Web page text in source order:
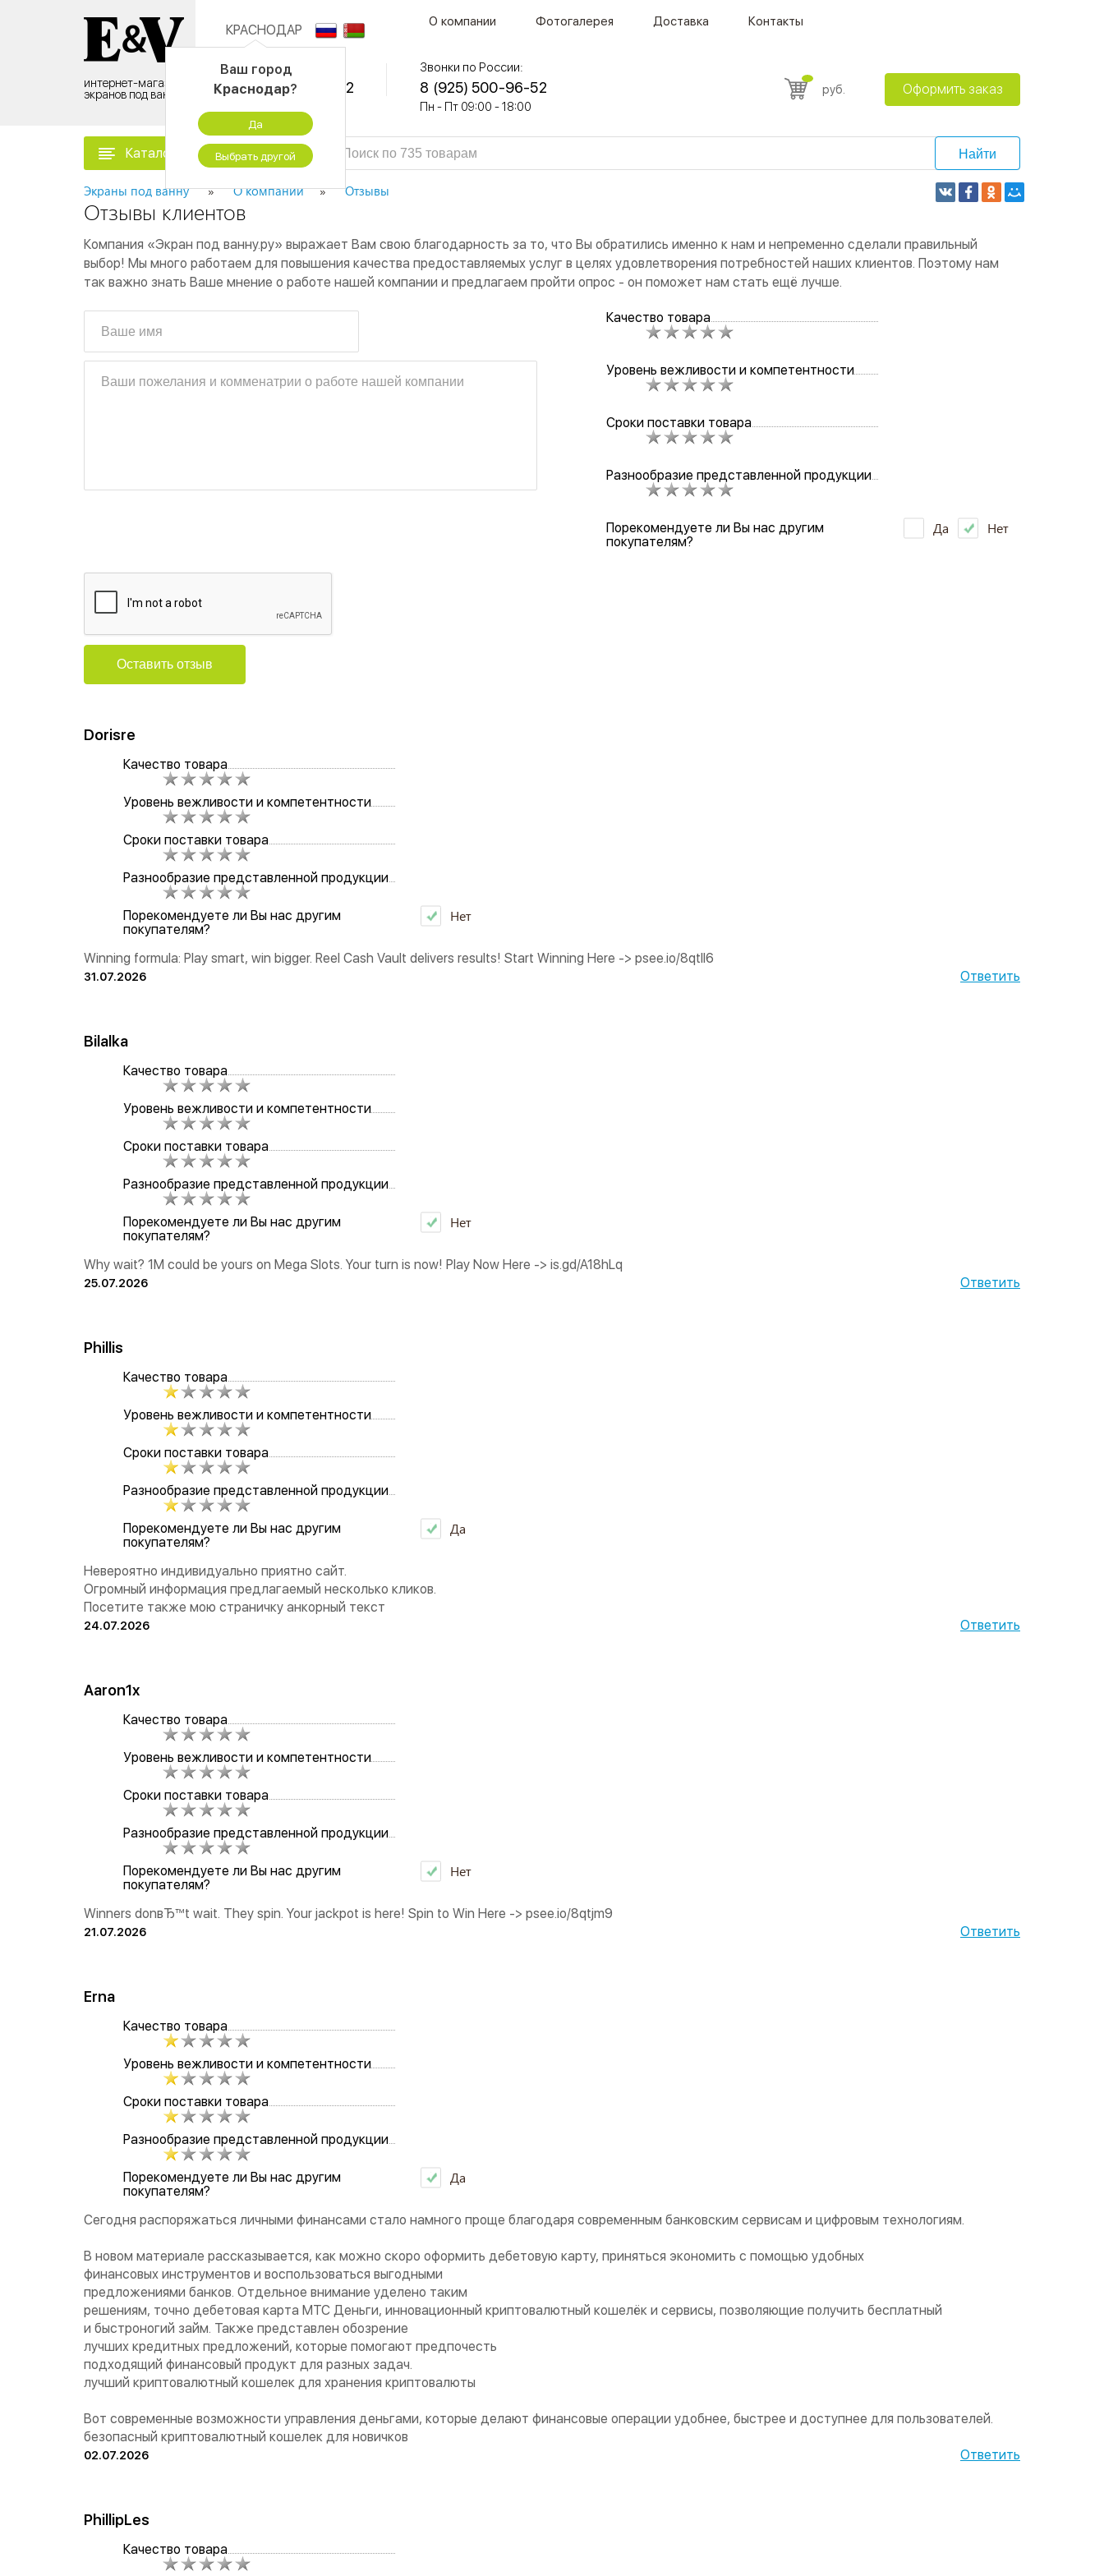
интернет-магазин
экранов под ванну
КРАСНОДАР
Ваш город
Краснодар?
Да
Выбрать другой
О компании Фотогалерея Доставка Контакты
Контактный центр:
8 (495) 500-96-52
Звонки по России:
8 (925) 500-96-52
Пн - Пт 09:00 - 18:00
руб. Оформить заказ
Каталог товаров Найти
Экраны под ванну О компании Отзывы
Отзывы клиентов
Компания «Экран под ванну.ру» выражает Вам свою благодарность за то, что Вы обратились именно к нам и непременно сделали правильный
выбор! Мы много работаем для повышения качества предоставляемых услуг в целях удовлетворения потребностей наших клиентов. Поэтому нам
так важно знать Ваше мнение о работе нашей компании и предлагаем пройти опрос - он поможет нам стать ещё лучше.
Качество товара
Уровень вежливости и компетентности
Сроки поставки товара
Разнообразие представленной продукции
Порекомендуете ли Вы нас другим
покупателям?
Да Нет
Оставить отзыв
Dorisre
Качество товара
Уровень вежливости и компетентности
Сроки поставки товара
Разнообразие представленной продукции
Порекомендуете ли Вы нас другим
покупателям?
Нет
Winning formula: Play smart, win bigger. Reel Cash Vault delivers results! Start Winning Here -> psee.io/8qtll6
31.07.2026 Ответить
Bilalka
Качество товара
Уровень вежливости и компетентности
Сроки поставки товара
Разнообразие представленной продукции
Порекомендуете ли Вы нас другим
покупателям?
Нет
Why wait? 1M could be yours on Mega Slots. Your turn is now! Play Now Here -> is.gd/A18hLq
25.07.2026 Ответить
Phillis
Качество товара
Уровень вежливости и компетентности
Сроки поставки товара
Разнообразие представленной продукции
Порекомендуете ли Вы нас другим
покупателям?
Да
Невероятно индивидуально приятно сайт.
Огромный информация предлагаемый несколько кликов.
Посетите также мою страничку анкорный текст
24.07.2026 Ответить
Aaron1x
Качество товара
Уровень вежливости и компетентности
Сроки поставки товара
Разнообразие представленной продукции
Порекомендуете ли Вы нас другим
покупателям?
Нет
Winners donвЂ™t wait. They spin. Your jackpot is here! Spin to Win Here -> psee.io/8qtjm9
21.07.2026 Ответить
Erna
Качество товара
Уровень вежливости и компетентности
Сроки поставки товара
Разнообразие представленной продукции
Порекомендуете ли Вы нас другим
покупателям?
Да
Сегодня распоряжаться личными финансами стало намного проще благодаря современным банковским сервисам и цифровым технологиям.
В новом материале рассказывается, как можно скоро оформить дебетовую карту, приняться экономить с помощью удобных
финансовых инструментов и воспользоваться выгодными
предложениями банков. Отдельное внимание уделено таким
решениям, точно дебетовая карта МТС Деньги, инновационный криптовалютный кошелёк и сервисы, позволяющие получить бесплатный
и быстроногий займ. Также представлен обозрение
лучших кредитных предложений, которые помогают предпочесть
подходящий финансовый продукт для разных задач.
лучший криптовалютный кошелек для хранения криптовалюты
Вот современные возможности управления деньгами, которые делают финансовые операции удобнее, быстрее и доступнее для пользователей.
безопасный криптовалютный кошелек для новичков
02.07.2026 Ответить
PhillipLes
Качество товара